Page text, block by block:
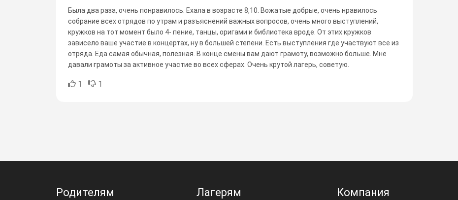
Была два раза, очень понравилось. Ехала в возрасте 8,10. Вожатые добрые, очень нравилось
собрание всех отрядов по утрам и разъяснений важных вопросов, очень много выступлений,
кружков на тот момент было 4- пение, танцы, оригами и библиотека вроде. От этих кружков
зависело ваше участие в концертах, ну в большей степени. Есть выступления где участвуют все из
отряда. Еда самая обычная, полезная. В конце смены вам дают грамоту, возможно больше. Мне
давали грамоты за активное участие во всех сферах. Очень крутой лагерь, советую.
1 1
Родителям Лагерям Компания